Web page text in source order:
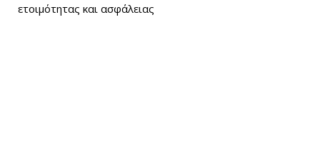
ετοιμότητας και ασφάλειας